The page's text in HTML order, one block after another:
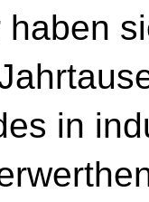
haben
in